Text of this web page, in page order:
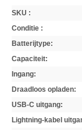
SKU :
Conditie :
Batterijtype:
Capaciteit:
Ingang:
Draadloos opladen:
USB-C uitgang:
Lightning-kabel